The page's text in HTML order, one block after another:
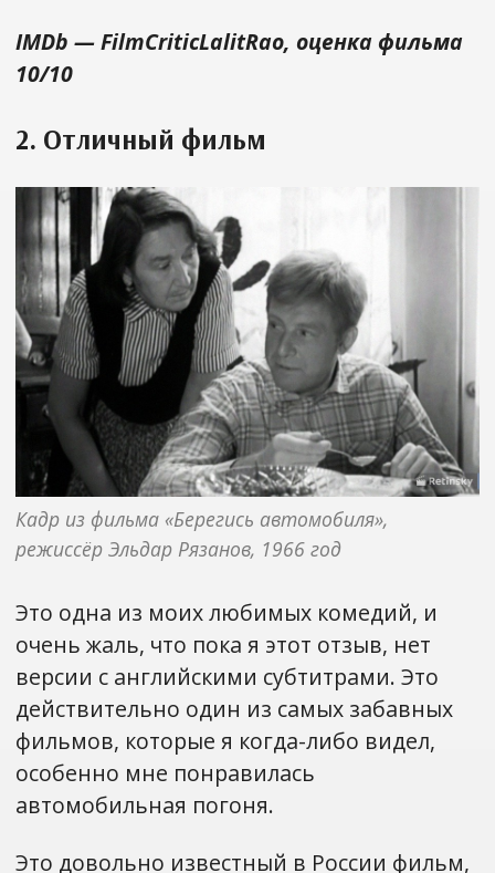
IMDb — FilmCriticLalitRao, оценка фильма
10/10
2. Отличный фильм
Кадр из фильма «Берегись автомобиля»,
режиссёр Эльдар Рязанов, 1966 год
Это одна из моих любимых комедий, и
очень жаль, что пока я этот отзыв, нет
версии с английскими субтитрами. Это
действительно один из самых забавных
фильмов, которые я когда-либо видел,
особенно мне понравилась
автомобильная погоня.
Это довольно известный в России фильм,